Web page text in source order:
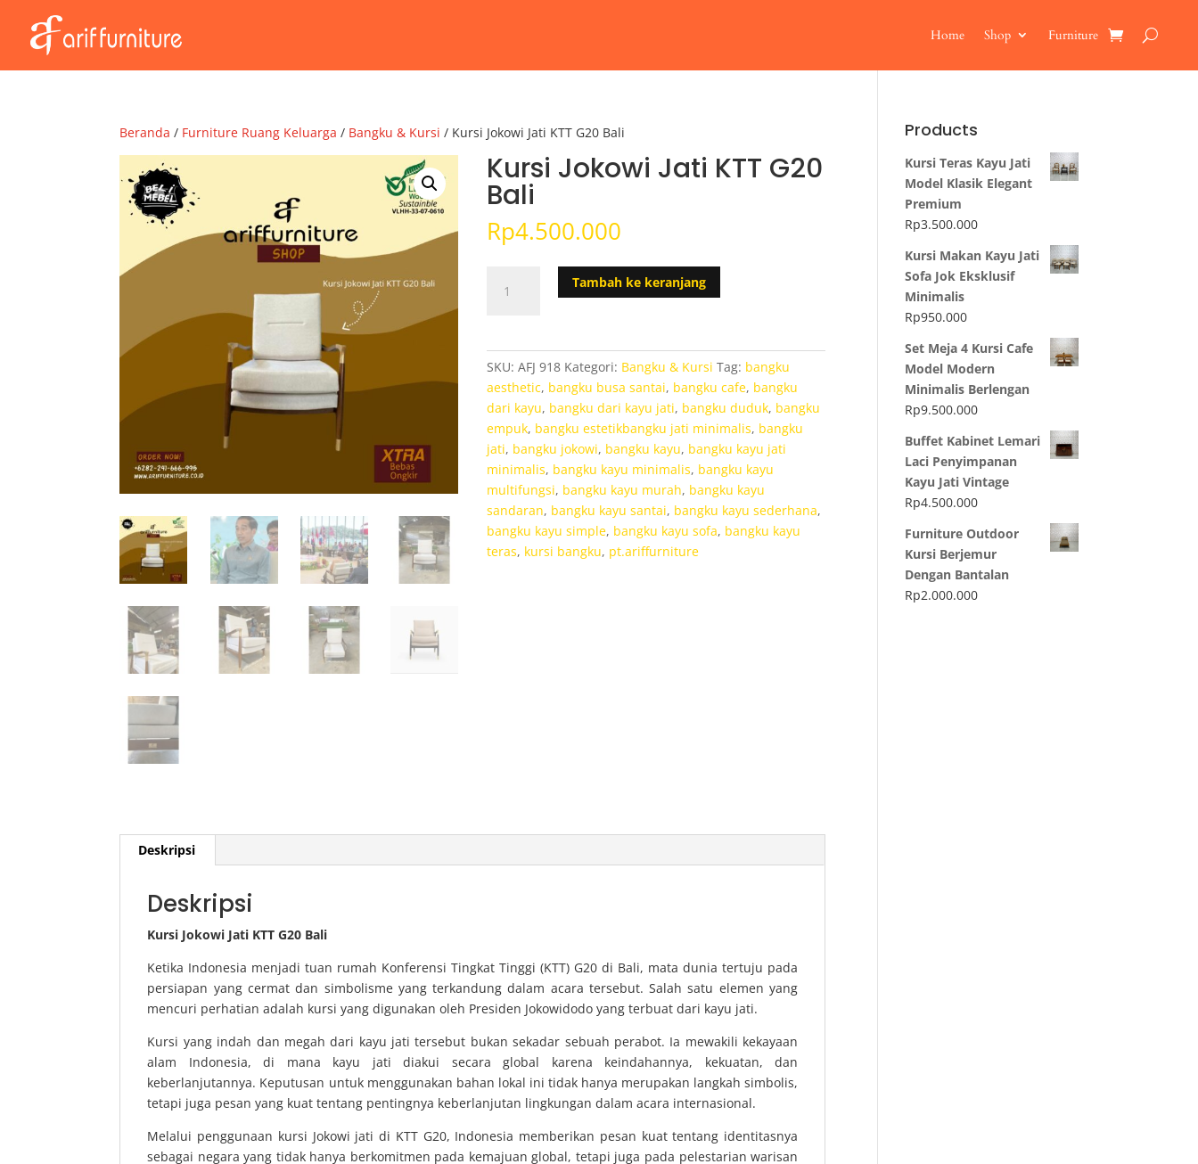
Home Shop Furniture
Beranda / Furniture Ruang Keluarga / Bangku & Kursi / Kursi Jokowi Jati KTT G20 Bali
Kursi Jokowi Jati KTT G20
Bali
Rp4.500.000
Kursi
Tambah ke keranjang
SKU:AFJ 918 Kategori: Bangku & Kursi Tag: bangku
aesthetic, bangku busa santai, bangku cafe, bangku
dari kayu, bangku dari kayu jati, bangku duduk, bangku
empuk, bangku estetikbangku jati minimalis, bangku
jati, bangku jokowi, bangku kayu, bangku kayu jati
minimalis, bangku kayu minimalis, bangku kayu
multifungsi, bangku kayu murah, bangku kayu
sandaran, bangku kayu santai, bangku kayu sederhana,
bangku kayu simple, bangku kayu sofa, bangku kayu
teras, kursi bangku, pt.ariffurniture
Deskripsi
Deskripsi
Kursi Jokowi Jati KTT G20 Bali
Ketika Indonesia menjadi tuan rumah Konferensi Tingkat Tinggi (KTT) G20 di Bali, mata dunia tertuju pada
persiapan yang cermat dan simbolisme yang terkandung dalam acara tersebut. Salah satu elemen yang
mencuri perhatian adalah kursi yang digunakan oleh Presiden Jokowidodo yang terbuat dari kayu jati.
Kursi yang indah dan megah dari kayu jati tersebut bukan sekadar sebuah perabot. Ia mewakili kekayaan
alam Indonesia, di mana kayu jati diakui secara global karena keindahannya, kekuatan, dan
keberlanjutannya. Keputusan untuk menggunakan bahan lokal ini tidak hanya merupakan langkah simbolis,
tetapi juga pesan yang kuat tentang pentingnya keberlanjutan lingkungan dalam acara internasional.
Melalui penggunaan kursi Jokowi jati di KTT G20, Indonesia memberikan pesan kuat tentang identitasnya
sebagai negara yang tidak hanya berkomitmen pada kemajuan global, tetapi juga pada pelestarian warisan
Products
Kursi Teras Kayu Jati
Model Klasik Elegant
Premium
Rp3.500.000
Kursi Makan Kayu Jati
Sofa Jok Eksklusif
Minimalis
Rp950.000
Set Meja 4 Kursi Cafe
Model Modern
Minimalis Berlengan
Rp9.500.000
Buffet Kabinet Lemari
Laci Penyimpanan
Kayu Jati Vintage
Rp4.500.000
Furniture Outdoor
Kursi Berjemur
Dengan Bantalan
Rp2.000.000